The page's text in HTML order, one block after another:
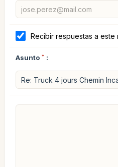
Recibir respuestas a este
Asunto * :